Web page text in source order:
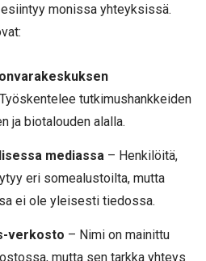
esiintyy monissa yhteyksissä.
tutkimushankkeiden
ja biotalouden alalla.
mediassa– Henkilöitä,
eri somealustoilta, mutta
ei ole yleisesti tiedossa.
verkosto – Nimi on mainittu
mutta sen tarkka yhteys